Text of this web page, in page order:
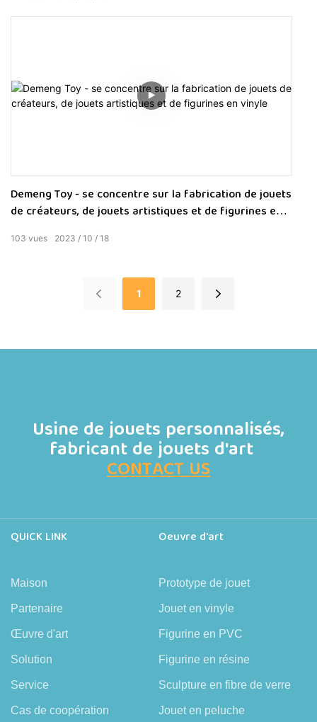
Demeng Toy - se concentre sur la fabrication de jouets
de créateurs, de jouets artistiques et de figurines en
2023 10 18
103 vues
1 2
Usine de jouets personnalisés,
fabricant de jouets d'art
CONTACT US
QUICK LINK
Maison
Partenaire
Œuvre d'art
Solution
Service
Cas de coopération
Oeuvre d'art
Prototype de jouet
Jouet en vinyle
Figurine en PVC
Figurine en résine
Sculpture en fibre de verre
Jouet en peluche